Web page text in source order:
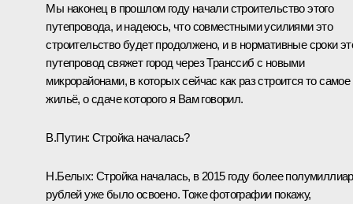
Мы наконец в прошлом году начали строительство этого
путепровода, и надеюсь, что совместными усилиями это
строительство будет продолжено, и в нормативные сроки
путепровод свяжет город через Транссиб с новыми
микрорайонами, в которых сейчас как раз строится то самое
жильё, о сдаче которого я Вам говорил.
В.Путин: Стройка началась?
Н.Белых: Стройка началась, в 2015 году более
рублей уже было освоено. Тоже фотографии покажу,